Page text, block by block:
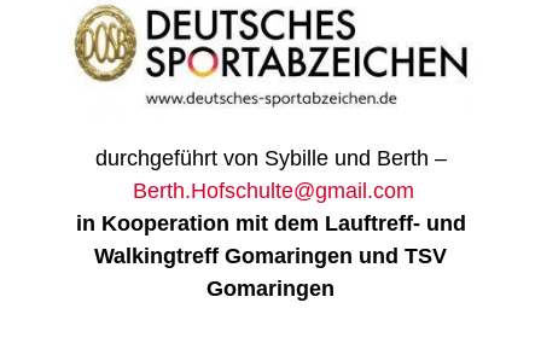
durchgeführt von Sybille und Berth –
Berth.Hofschulte@gmail.com
in Kooperation mit dem Lauftreff- und
Walkingtreff Gomaringen und TSV
Gomaringen